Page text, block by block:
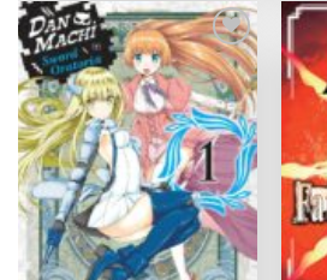
Ajouter
à la
wishlist